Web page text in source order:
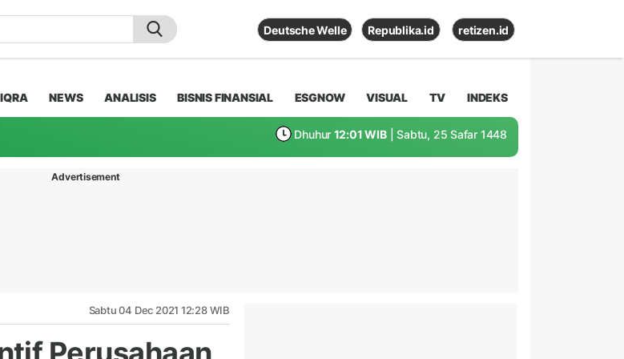
Deutsche Welle Republika.id retizen.id
IQRA NEWS ANALISIS BISNIS FINANSIAL ESGNOW VISUAL TV INDEKS
Dhuhur 12:01 WIB | Sabtu, 25 Safar 1448
Advertisement
Sabtu 04 Dec 2021 12:28 WIB